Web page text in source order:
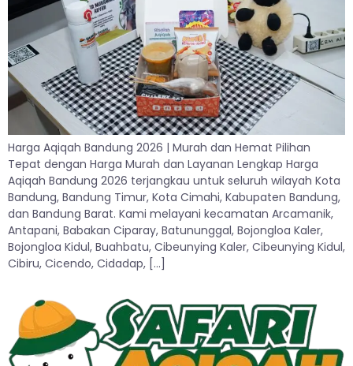
Harga Aqiqah Bandung 2026 | Murah dan Hemat Pilihan
Tepat dengan Harga Murah dan Layanan Lengkap Harga
Aqiqah Bandung 2026 terjangkau untuk seluruh wilayah Kota
Bandung, Bandung Timur, Kota Cimahi, Kabupaten Bandung,
dan Bandung Barat. Kami melayani kecamatan Arcamanik,
Antapani, Babakan Ciparay, Batununggal, Bojongloa Kaler,
Bojongloa Kidul, Buahbatu, Cibeunying Kaler, Cibeunying Kidul,
Cibiru, Cicendo, Cidadap, […]